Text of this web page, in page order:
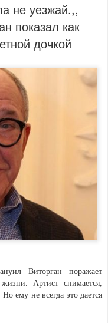
не уезжай.,,
показал как
дочкой
Виторган поражает
Артист снимается,
ему не всегда это дается